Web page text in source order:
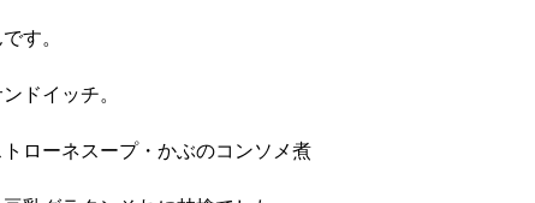
す。
ドイッチ。
ローネスープ・かぶのコンソメ煮